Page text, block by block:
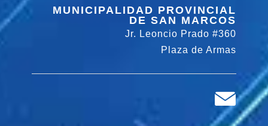
MUNICIPALIDAD PROVINCIAL
DE SAN MARCOS
Jr. Leoncio Prado #360
Plaza de Armas